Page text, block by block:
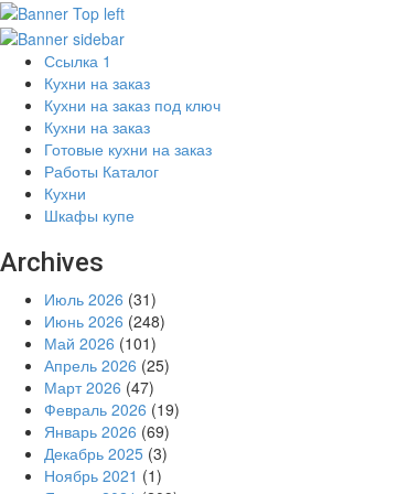
Ссылка 1
Кухни на заказ
Кухни на заказ под ключ
Кухни на заказ
Готовые кухни на заказ
Работы Каталог
Кухни
Шкафы купе
Archives
Июль 2026 (31)
Июнь 2026 (248)
Май 2026 (101)
Апрель 2026 (25)
Март 2026 (47)
Февраль 2026 (19)
Январь 2026 (69)
Декабрь 2025 (3)
Ноябрь 2021 (1)